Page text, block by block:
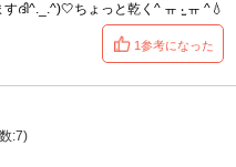
ദി^._.^)🤍ちょっと乾く^ ㅠ ‧̫ ㅠ ^💧
1参考になった
:7)